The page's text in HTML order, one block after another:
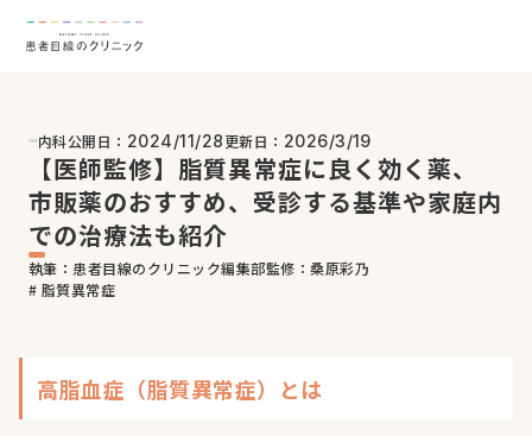
内科公開日： 2024/11/28更新日： 2026/3/19
【医師監修】脂質異常症に良く効く薬、
市販薬のおすすめ、受診する基準や家庭内
での治療法も紹介
執筆：患者目線のクリニック編集部監修：桑原彩乃
# 脂質異常症
高脂血症（脂質異常症）とは